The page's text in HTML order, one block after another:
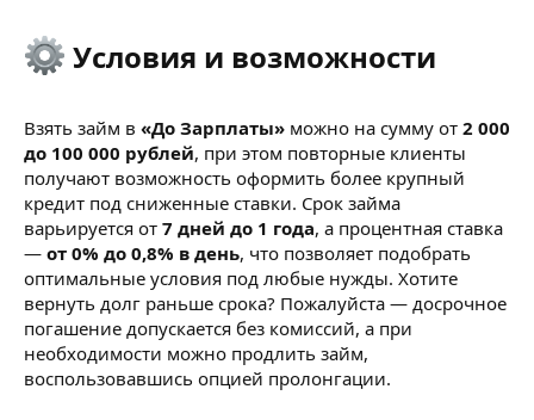
Условия и возможности​
Взять займ в «До Зарплаты» можно на сумму от 2 000
до 100 000 рублей, при этом повторные клиенты
получают возможность оформить более крупный
кредит под сниженные ставки. Срок займа
варьируется от 7 дней до 1 года, а процентная ставка
— от 0% до 0,8% в день, что позволяет подобрать
оптимальные условия под любые нужды. Хотите
вернуть долг раньше срока? Пожалуйста — досрочное
погашение допускается без комиссий, а при
необходимости можно продлить займ,
воспользовавшись опцией пролонгации.